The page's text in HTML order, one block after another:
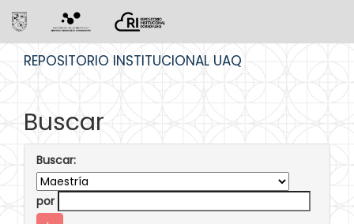
REPOSITORIO INSTITUCIONAL UAQ
Buscar
Buscar:
por